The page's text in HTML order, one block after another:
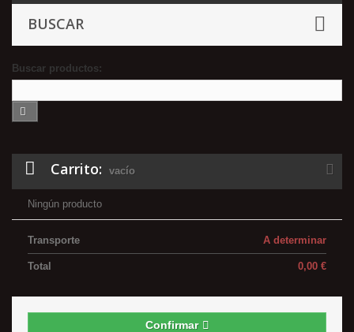
BUSCAR
Buscar productos:
Carrito: vacío
Ningún producto
A determinar
Transporte
0,00 €
Total
Confirmar